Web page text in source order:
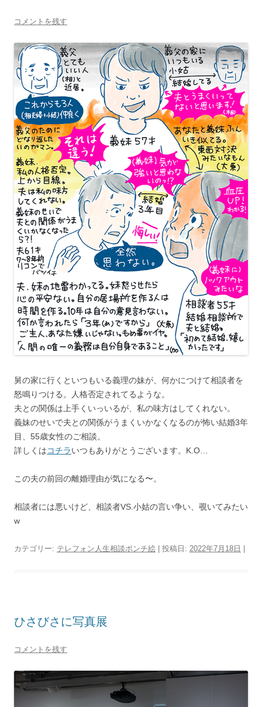
コメントを残す
舅の家に行くといつもいる義理の妹が、何かにつけて相談者を
怒鳴りつける。人格否定されてるような。
夫との関係は上手くいっいるが、私の味方はしてくれない。
義妹のせいで夫との関係がうまくいかなくなるのが怖い結婚3年
目、55歳女性のご相談。
詳しくはコチラいつもありがとうございます。K.O…
この夫の前回の離婚理由が気になる〜。
相談者には悪いけど、相談者VS.小姑の言い争い、覗いてみたい
w
カテゴリー: テレフォン人生相談ポンチ絵 | 投稿日: 2022年7月18日
ひさびさに写真展
コメントを残す